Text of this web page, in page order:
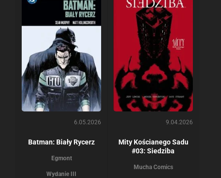
6.05.2026
Batman: Biały Rycerz
Egmont
Wydanie III
9.04.2026
Mity Kościanego Sadu
#03: Siedziba
Mucha Comics